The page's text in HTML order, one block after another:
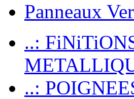
Panneaux
..:
..: